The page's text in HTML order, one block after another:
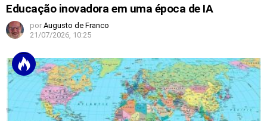
Educação inovadora em uma época de IA
por Augusto de Franco
21/07/2026, 10:25